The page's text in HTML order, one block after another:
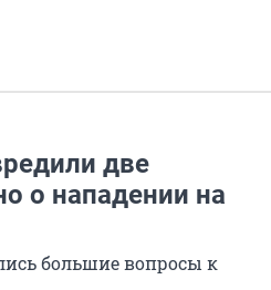
две
о нападении на
большие вопросы к